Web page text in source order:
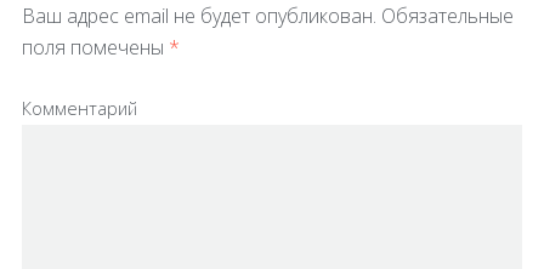
Ваш адрес email не будет опубликован. Обязательные
поля помечены *
Комментарий